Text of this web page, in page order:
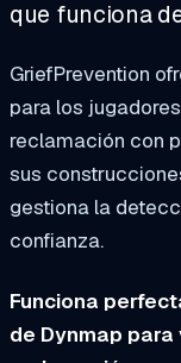
que funciona
GriefPrevention
para los
reclamación con
sus
gestiona la
confianza.
Funciona
de Dynmap